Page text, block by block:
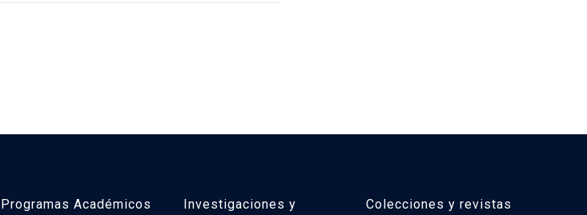
Programas Académicos
Investigaciones y
Colecciones y revistas